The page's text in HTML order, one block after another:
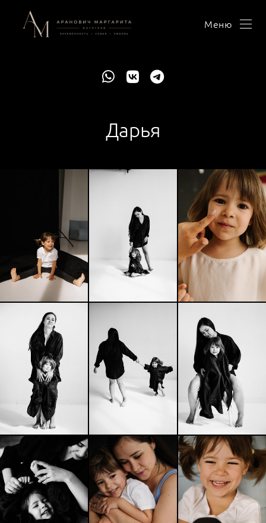
Меню
Дарья